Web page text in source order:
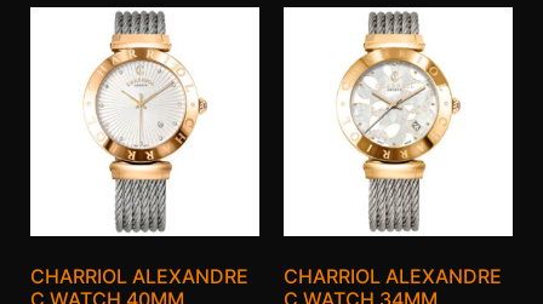
CHARRIOL ALEXANDRE
C WATCH 40MM
CHARRIOL ALEXANDRE
C WATCH 34MM